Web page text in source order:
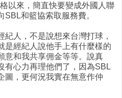
以來，簡直快要變成外國人聯
和籃協索取服務費。
人，不是說想來台灣打球，
是經紀人說他手上有什麼樣的
意和我共享佣金等等。說真
有心力再理他們了，因為SBL
圖，更何況我實在無意作仲